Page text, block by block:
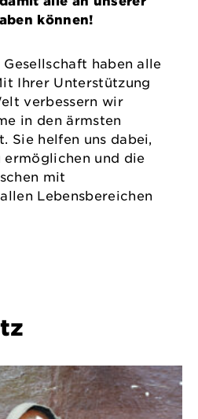
können!
haben alle
Ihrer Unterstützung
verbessern wir
in den ärmsten
Sie helfen uns dabei,
ermöglichen und die
mit
Lebensbereichen